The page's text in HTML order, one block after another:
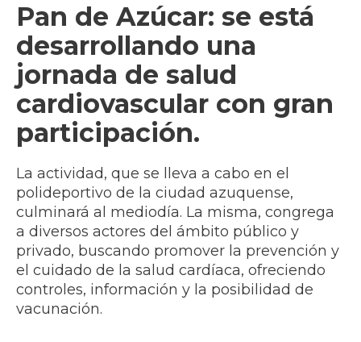
Pan de Azúcar: se está
desarrollando una
jornada de salud
cardiovascular con gran
participación.
La actividad, que se lleva a cabo en el
polideportivo de la ciudad azuquense,
culminará al mediodía. La misma, congrega
a diversos actores del ámbito público y
privado, buscando promover la prevención y
el cuidado de la salud cardíaca, ofreciendo
controles, información y la posibilidad de
vacunación.